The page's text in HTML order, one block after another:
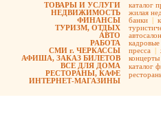
ТОВАРЫ И УСЛУГИ
НЕДВИЖИМОСТЬ
ФИНАНСЫ
ТУРИЗМ, ОТДЫХ
АВТО
РАБОТА
СМИ г. ЧЕРКАССЫ
АФИША, ЗАКАЗ БИЛЕТОВ
ВСЕ ДЛЯ ДОМА
РЕСТОРАНЫ, КАФЕ
ИНТЕРНЕТ-МАГАЗИНЫ
каталог
жилая
банки |
кадровые
пресса |
концерты
каталог